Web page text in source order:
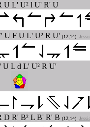
U L' U² l U' R' U
U F U L' U² R U' (12,14)
U L d L' U² R U'
D R' B² L B' R' B (12,14)